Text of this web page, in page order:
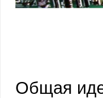
Общая